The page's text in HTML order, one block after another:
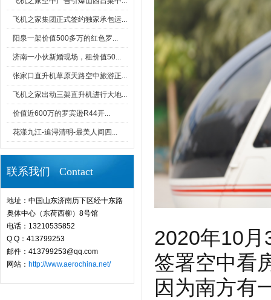
飞机之家集团正式签约独家承包运...
阳泉一架价值500多万的红色罗...
济南一小伙新婚现场，租价值50...
张家口直升机草原天路空中旅游正...
飞机之家出动三架直升机进行大地...
价值近600万的罗宾逊R44开...
花漾九江-追浔清明-最美人间四...
联系我们 Contact
地址：中国山东济南历下区经十东路
奥体中心（东荷西柳）8号馆
电话：13210535852
Q Q：413799253
邮件：413799253@qq.com
网站： http://www.aerochina.net/
2020年10
签署空中看
因为南方有